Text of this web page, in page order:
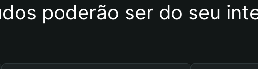
poderão ser do seu